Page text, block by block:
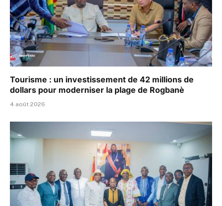
Tourisme : un investissement de 42 millions de
dollars pour moderniser la plage de Rogbanè
4 août 2026